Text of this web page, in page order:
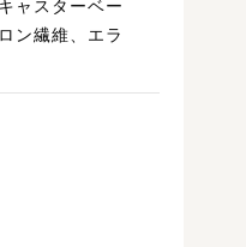
ャスターベー
ン繊維、エラ